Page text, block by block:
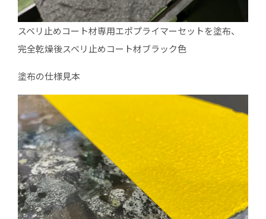
スベリ止めコート材専用エポプライマーセットを塗布、
完全乾燥後スベリ止めコート材ブラック色
塗布の仕様見本